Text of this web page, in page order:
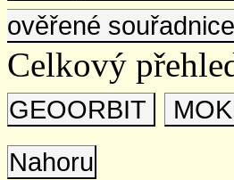
ověřené souřadnice
Celkový
GEOORBIT
Nahoru